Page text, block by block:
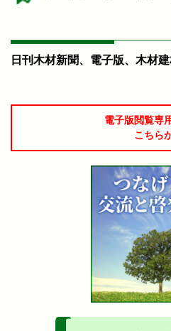
日刊木材新聞、電子版、木材
電子版閲覧専
こちら